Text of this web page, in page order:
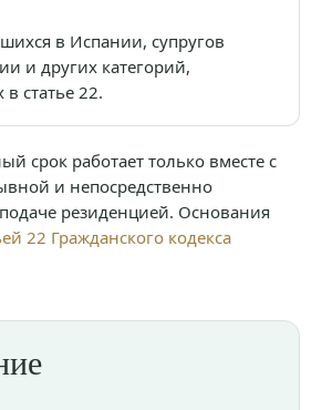
в Испании, супругов
и других категорий,
статье 22.
срок работает только вместе с
и непосредственно
резиденцией. Основания
22 Гражданского кодекса